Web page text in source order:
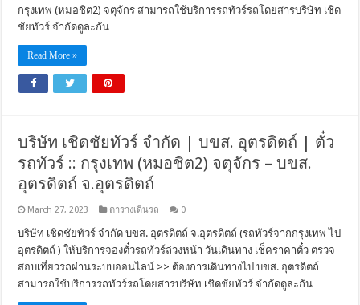
กรุงเทพ (หมอชิต2) จตุจักร สามารถใช้บริการรถทัวร์รถโดยสารบริษัท เชิด
ชัยทัวร์ จำกัดดูละกัน
Read More »
บริษัท เชิดชัยทัวร์ จำกัด | บขส. อุตรดิตถ์ | ตั๋ว
รถทัวร์ :: กรุงเทพ (หมอชิต2) จตุจักร – บขส.
อุตรดิตถ์ จ.อุตรดิตถ์
March 27, 2023 ตารางเดินรถ 0
บริษัท เชิดชัยทัวร์ จำกัด บขส. อุตรดิตถ์ จ.อุตรดิตถ์ (รถทัวร์จากกรุงเทพ ไป
อุตรดิตถ์ ) ให้บริการจองตั๋วรถทัวร์ล่วงหน้า วันเดินทาง เช็คราคาตั๋ว ตรวจ
สอบเที่ยวรถผ่านระบบออนไลน์ >> ต้องการเดินทางไป บขส. อุตรดิตถ์
สามารถใช้บริการรถทัวร์รถโดยสารบริษัท เชิดชัยทัวร์ จำกัดดูละกัน